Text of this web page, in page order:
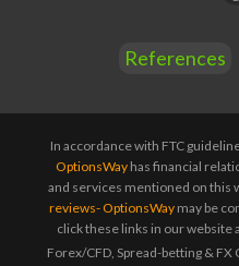
References
In accordance with FTC
OptionsWayhas financial
and services mentioned on this
reviews- OptionsWaymay be
click these links in our website
Forex/CFD, Spread-betting &